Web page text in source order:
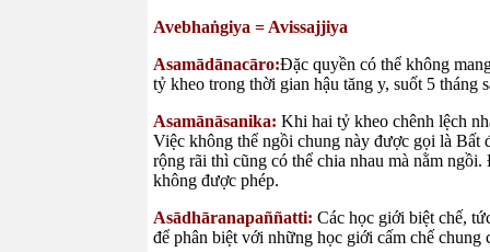
Avebhaṅgiya = Avissajjiya
Asamādānacāro:Đặc quyền có thể không
tỷ kheo trong thời gian hậu tăng y, suốt 5 tháng
Asamānāsanika: Khi hai tỷ kheo chênh lệch
Việc không thể ngồi chung này được gọi là Bất
rộng rãi thì cũng có thể chia nhau mà nằm
không được phép.
Asādhāranapaññatti: Các học giới biệt chế,
để phân biệt với những học giới cấm chế